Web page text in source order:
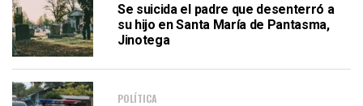
Se suicida el padre que desenterró a
su hijo en Santa María de Pantasma,
Jinotega
POLÍTICA